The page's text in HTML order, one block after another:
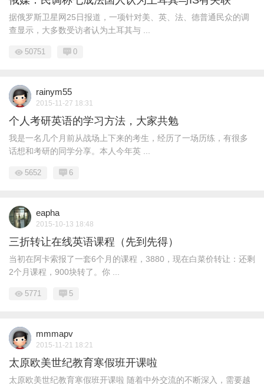
据俄罗斯卫星网25日报道，一项针对美、英、法、德普通民众的调
查显示，大多数受访者认为土耳其与 ...
50751 0
rainym55
2015-11-27 18:31
个人考研英语的学习方法，大家共勉
我是一名几个月前从战场上下来的考生，经历了一场历练，有很多
话想和考研的同学分享。本人今年英 ...
5652 6
eapha
2015-10-13 18:48
三折转让在线英语课程（先到先得）
当初在阿卡索报了一套6个月的课程，3880，现在白菜价转让：还剩
2个月课程，900块转了。你 ...
5771 5
mmmapv
2015-11-21 18:21
太原欧美世纪教育寒假班开课啦
太原欧美世纪教育寒假班开课啦 随着中外交流的不断深入，需要越